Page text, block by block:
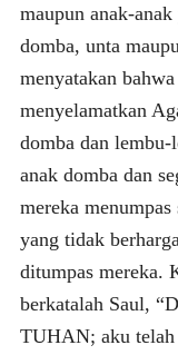
maupun anak-
domba, unta
menyatakan
menyelamatkan
domba dan
anak domba dan
mereka
yang tidak
ditumpas mereka.
berkatalah Saul,
TUHAN; aku